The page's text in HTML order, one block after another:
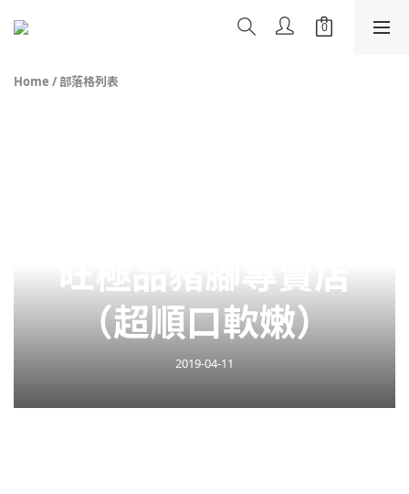
Home / 部落格列表
旺極品豬腳專賣店
（超順口軟嫩）
2019-04-11